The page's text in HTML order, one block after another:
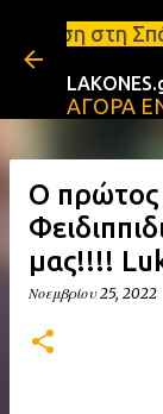
ΑΓΟΡΑ
Ο πρώτος
μας!!!!
Νοεμβρίου 25, 2022